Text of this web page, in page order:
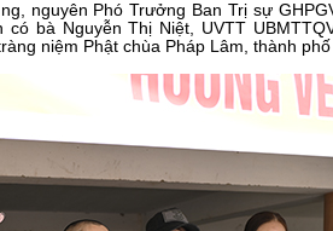
nguyên Phó Trưởng Ban Trị sự
bà Nguyễn Thị Niệt, UVTT
niệm Phật chùa Pháp Lâm, thành